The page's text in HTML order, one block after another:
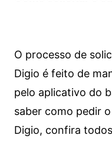
O processo de
Digio é feito de
pelo aplicativo do
saber como pedir
Digio, confira